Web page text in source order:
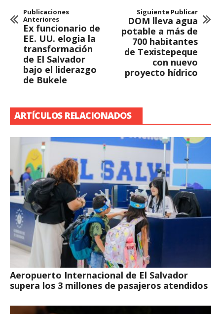
Publicaciones
Anteriores
Ex funcionario de
EE. UU. elogia la
transformación
de El Salvador
bajo el liderazgo
de Bukele
Siguiente Publicar
DOM lleva agua
potable a más de
700 habitantes
de Texistepeque
con nuevo
proyecto hídrico
ARTÍCULOS RELACIONADOS
Aeropuerto Internacional de El Salvador
supera los 3 millones de pasajeros atendidos